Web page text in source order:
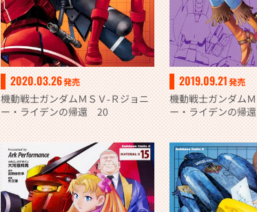
2020.03.26発売
機動戦士ガンダムＭＳＶ‐Ｒジョニ
ー・ライデンの帰還 20
2019.09.21発売
機動戦士ガンダム
ー・ライデンの帰